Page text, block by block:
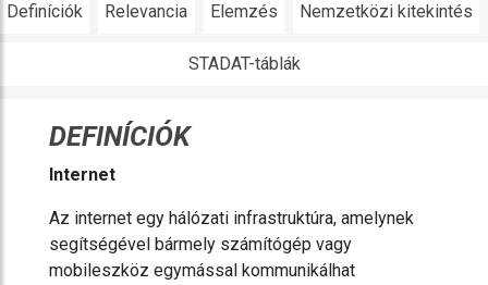
Definíciók Relevancia Elemzés Nemzetközi kitekintés
STADAT-táblák
DEFINÍCIÓK
I nternet
Az internet egy hálózati infrastruktúra, amelynek
segítségével bármely számítógép vagy
mobileszköz egymással kommunikálhat